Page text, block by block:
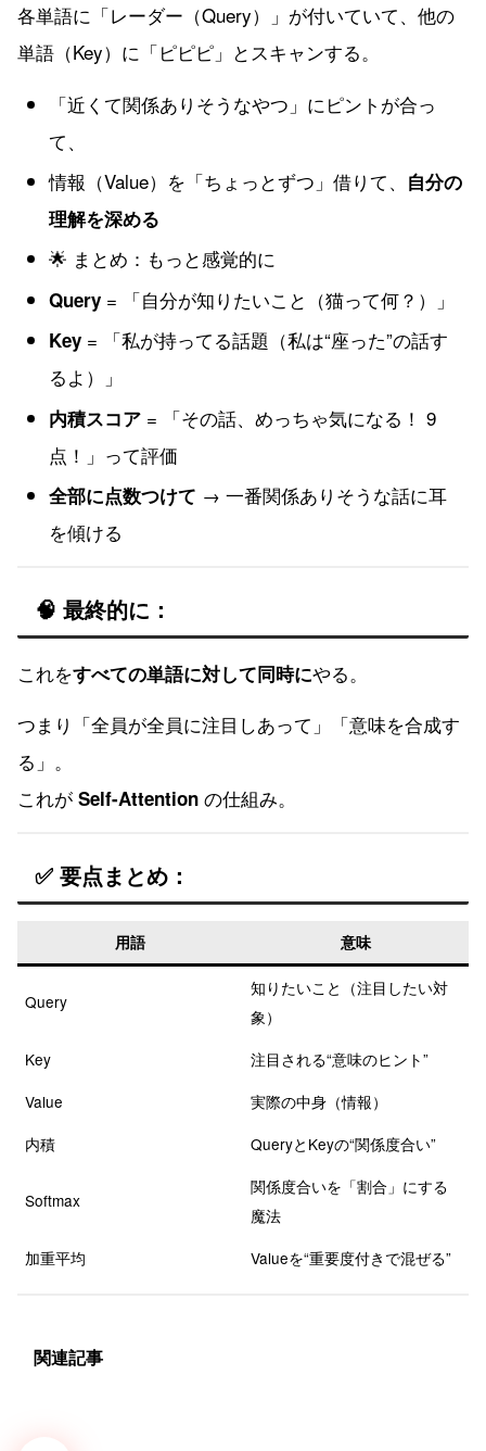
各単語に「レーダー（Query）」が付いていて、他の
単語（Key）に「ピピピ」とスキャンする。
「近くて関係ありそうなやつ」にピントが合っ
て、
情報（Value）を「ちょっとずつ」借りて、 自分の
理解を深める
🌟 まとめ：もっと感覚的に
Query = 「自分が知りたいこと（猫って何？）」
Key = 「私が持ってる話題（私は“座った”の話す
るよ）」
内積スコア = 「その話、めっちゃ気になる！ 9
点！」って評価
全部に点数つけて → 一番関係ありそうな話に耳
を傾ける
🧠 最終的に：
これをすべての単語に対して同時にやる。
つまり「全員が全員に注目しあって」「意味を合成す
る」。
これが Self-Attention の仕組み。
✅ 要点まとめ：
用語 意味
Query
知りたいこと（注目したい対
象）
Key
注目される“意味のヒント”
Value
実際の中身（情報）
内積
QueryとKeyの“関係度合い”
Softmax
関係度合いを「割合」にする
魔法
加重平均
Valueを“重要度付きで混ぜる”
関連記事